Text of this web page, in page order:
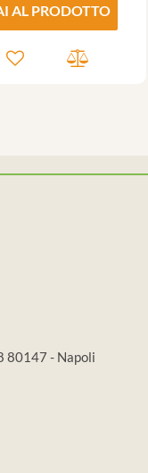
AL PRODOTTO
80147 - Napoli